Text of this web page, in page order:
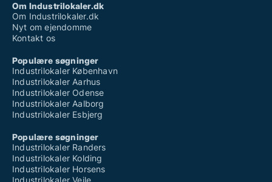
Om Industrilokaler.dk
Om Industrilokaler.dk
Nyt om ejendomme
Kontakt os
Populære søgninger
Industrilokaler København
Industrilokaler Aarhus
Industrilokaler Odense
Industrilokaler Aalborg
Industrilokaler Esbjerg
Populære søgninger
Industrilokaler Randers
Industrilokaler Kolding
Industrilokaler Horsens
Industrilokaler Vejle